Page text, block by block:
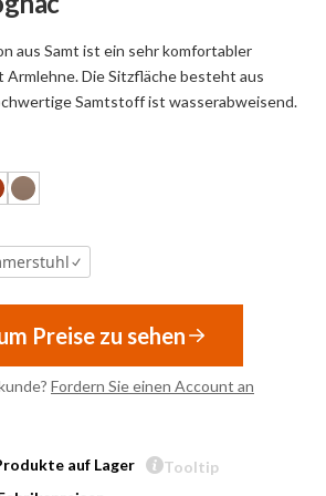
aus Samt ist ein sehr komfortabler
Die Sitzfläche besteht aus
Samtstoff ist wasserabweisend.
Preise zu sehen
Fordern Sie einen Account an
auf Lager
Tooltip